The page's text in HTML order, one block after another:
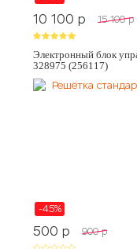
10 100 p 15 100 p
Электронный блок
328975 (256117)
-45%
500 p 900 p